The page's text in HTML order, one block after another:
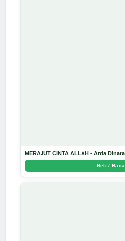
MERAJUT CINTA ALLAH - Arda Dinata
Beli / Baca